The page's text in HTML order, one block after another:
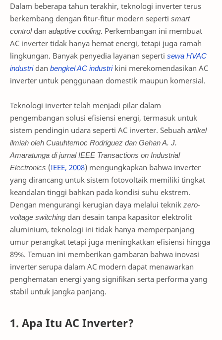
Dalam beberapa tahun terakhir, teknologi inverter terus
berkembang dengan fitur-fitur modern seperti smart
controldan adaptive cooling. Perkembangan ini membuat
AC inverter tidak hanya hemat energi, tetapi juga ramah
lingkungan. Banyak penyedia layanan seperti sewa HVAC
industridan bengkelAC industrikini merekomendasikan AC
inverter untuk penggunaan domestik maupun komersial.
Teknologi inverter telah menjadi pilar dalam
pengembangan solusi efisiensi energi, termasuk untuk
sistem pendingin udara seperti AC inverter. Sebuah artikel
ilmiah oleh Cuauhtemoc Rodriguez dan Gehan A. J.
Amaratunga di jurnal IEEE Transactions on Industrial
Electronics (IEEE, 2008) mengungkapkan bahwa inverter
yang dirancang untuk sistem fotovoltaik memiliki tingkat
keandalan tinggi bahkan pada kondisi suhu ekstrem.
Dengan mengurangi kerugian daya melalui teknik zero-
voltage switching dan desain tanpa kapasitor elektrolit
aluminium, teknologi ini tidak hanya memperpanjang
umur perangkat tetapi juga meningkatkan efisiensi hingga
89%. Temuan ini memberikan gambaran bahwa inovasi
inverter serupa dalam AC modern dapat menawarkan
penghematan energi yang signifikan serta performa yang
stabil untuk jangka panjang.
1. Apa Itu AC Inverter?